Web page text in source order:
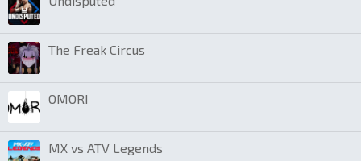
The Freak Circus
OMORI
MX vs ATV Legends